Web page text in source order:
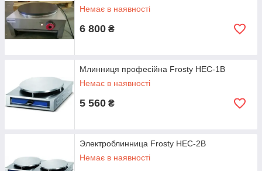
Немає в наявності
6 800 ₴
Млинниця професійна Frosty HEC-1B
Немає в наявності
5 560 ₴
Электроблинница Frosty HEC-2B
Немає в наявності